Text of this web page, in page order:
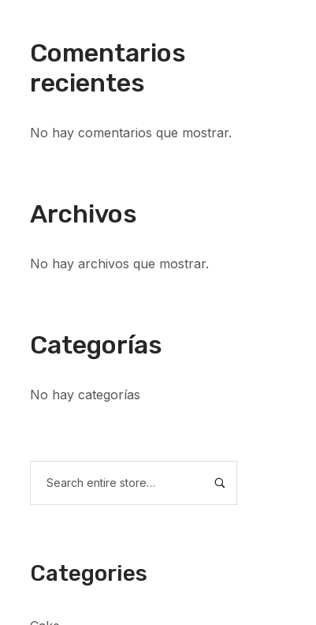
Comentarios
recientes
No hay comentarios que mostrar.
Archivos
No hay archivos que mostrar.
Categorías
No hay categorías
Categories